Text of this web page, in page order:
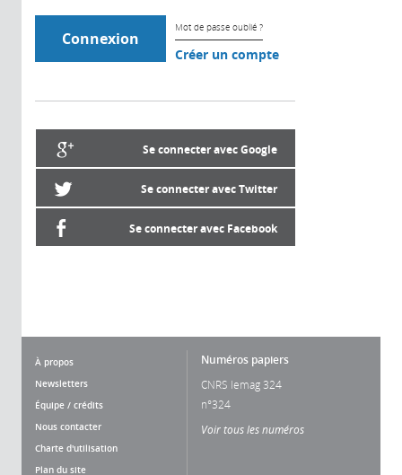
Mot de passe oublié ?
Créer un compte
Se connecter avec Google
Se connecter avec Twitter
Se connecter avec Facebook
À propos
Newsletters
Équipe / crédits
Nous contacter
Charte d'utilisation
Plan du site
Numéros papiers
CNRS lemag 324
n°324
Voir tous les numéros